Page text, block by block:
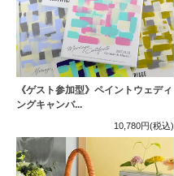
《ゲスト参加型》ペイントウェディ
ングキャンバ...
10,780円(税込)